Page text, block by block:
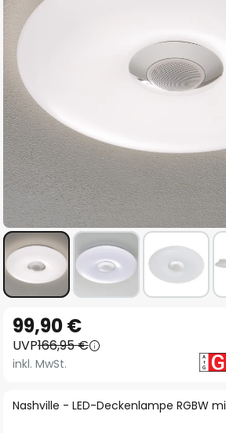
Anfang
der
Bildgalerie
Nashville - LED-Deckenlampe RGBW
99,90 €
UVP166,95 €
inkl. MwSt.